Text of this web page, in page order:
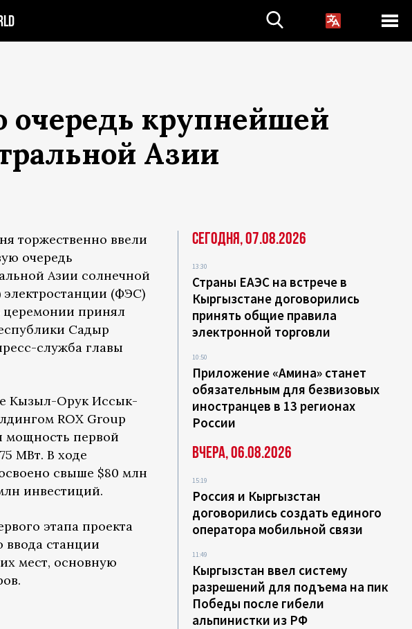
очередь крупнейшей
Азии
торжественно ввели
очередь
Азии солнечной
электростанции (ФЭС)
церемонии принял
Садыр
служба главы
Кызыл-Орук Иссык-
ROX Group
мощность первой
МВт. В ходе
свыше $80 млн
инвестиций.
этапа проекта
ввода станции
мест, основную
Сегодня, 07.08.2026
13:30
Страны ЕАЭС на встрече в
Кыргызстане договорились
принять общие правила
электронной торговли
10:50
Приложение «Амина» станет
обязательным для безвизовых
иностранцев в 13 регионах
России
Вчера, 06.08.2026
15:19
Россия и Кыргызстан
договорились создать единого
оператора мобильной связи
11:49
Кыргызстан ввел систему
разрешений для подъема на пик
Победы после гибели
альпинистки из РФ